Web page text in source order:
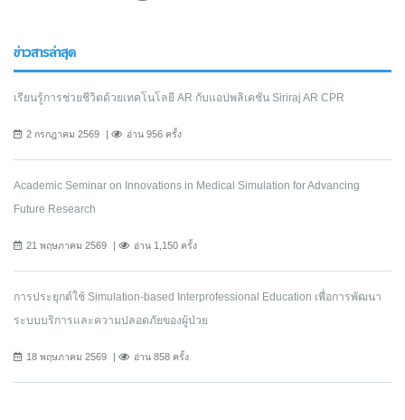
ข่าวสารล่าสุด
เรียนรู้การช่วยชีวิตด้วยเทคโนโลยี AR กับแอปพลิเคชัน Siriraj AR CPR
2 กรกฎาคม 2569 อ่าน 956 ครั้ง
Academic Seminar on Innovations in Medical Simulation for Advancing
Future Research
21 พฤษภาคม 2569 อ่าน 1,150 ครั้ง
การประยุกต์ใช้ Simulation-based Interprofessional Education เพื่อการพัฒนา
ระบบบริการและความปลอดภัยของผู้ป่วย
18 พฤษภาคม 2569 อ่าน 858 ครั้ง